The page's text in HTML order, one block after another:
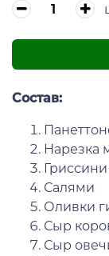
Состав:
Нарезка
Салями
Оливки
Сыр
Сыр